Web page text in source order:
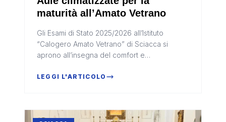
maturità all’Amato Vetrano
Gli Esami di Stato 2025/2026 all’Istituto
“Calogero Amato Vetrano” di Sciacca si
aprono all’insegna del comfort e
giugno gli studenti saranno impegnati nelle...
LEGGI L'ARTICOLO